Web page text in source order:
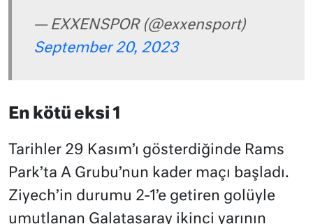
— EXXENSPOR (@exxensport)
September 20, 2023
En kötü eksi 1
Tarihler 29 Kasım’ı gösterdiğinde Rams
Park’ta A Grubu’nun kader maçı başladı.
Ziyech’in durumu 2-1’e getiren golüyle
umutlanan Galatasaray ikinci yarının